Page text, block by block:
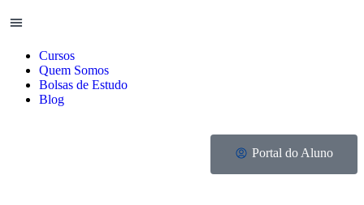
Cursos
Quem Somos
Bolsas de Estudo
Blog
Portal do Aluno